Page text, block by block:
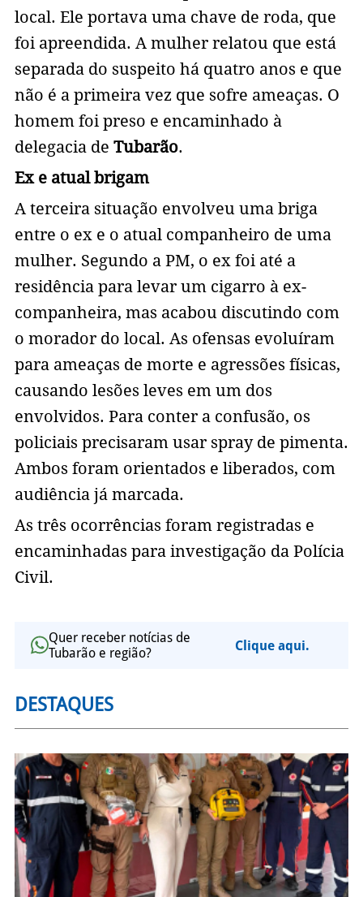
local. Ele portava uma chave de roda, que
foi apreendida. A mulher relatou que está
separada do suspeito há quatro anos e que
não é a primeira vez que sofre ameaças. O
homem foi preso e encaminhado à
delegacia de Tubarão.
Ex e atual brigam
A terceira situação envolveu uma briga
entre o ex e o atual companheiro de uma
mulher. Segundo a PM, o ex foi até a
residência para levar um cigarro à ex-
companheira, mas acabou discutindo com
o morador do local. As ofensas evoluíram
para ameaças de morte e agressões físicas,
causando lesões leves em um dos
envolvidos. Para conter a confusão, os
policiais precisaram usar spray de pimenta.
Ambos foram orientados e liberados, com
audiência já marcada.
As três ocorrências foram registradas e
encaminhadas para investigação da Polícia
Civil.
Quer receber notícias de
Tubarão e região?
Clique aqui.
DESTAQUES